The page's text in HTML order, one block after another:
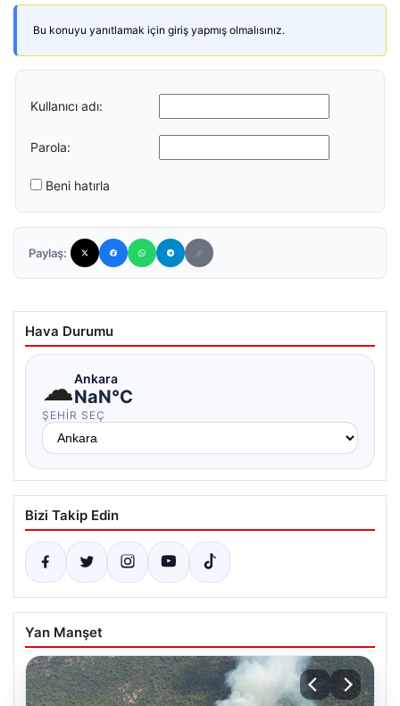
Bu konuyu yanıtlamak için giriş yapmış olmalısınız.
Kullanıcı adı:
Parola:
Beni hatırla
Paylaş:
Hava Durumu
☁Ankara
NaN°C
ŞEHIR SEÇ
Bizi Takip Edin
Yan Manşet